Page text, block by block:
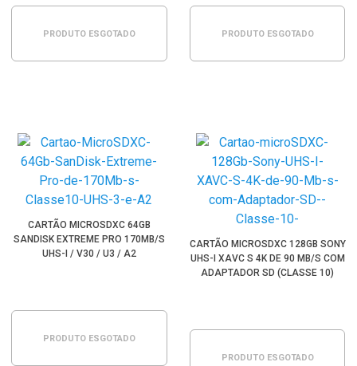
PRODUTO ESGOTADO PRODUTO ESGOTADO
CARTÃO MICROSDXC 64GB
SANDISK EXTREME PRO 170MB/S
UHS-I / V30 / U3 / A2
PRODUTO ESGOTADO
CARTÃO MICROSDXC 128GB SONY
UHS-I XAVC S 4K DE 90 MB/S COM
ADAPTADOR SD (CLASSE 10)
PRODUTO ESGOTADO